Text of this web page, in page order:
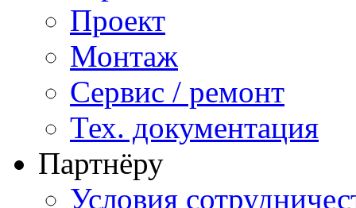
Проект
Монтаж
Сервис / ремонт
Тех. документация
Партнёру
Условия